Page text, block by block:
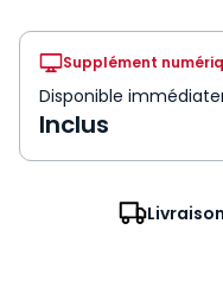
Supplément
Disponible
Inclus